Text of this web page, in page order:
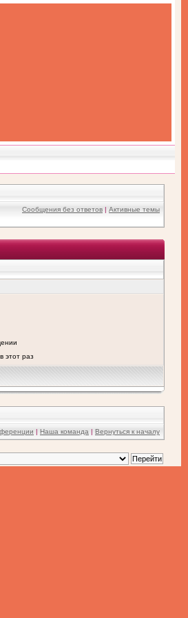
Сообщения без ответов | Активные темы
этот раз
| Наша команда | Вернуться к началу